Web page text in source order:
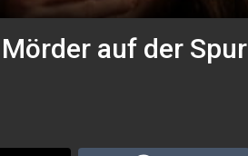
auf der Spur